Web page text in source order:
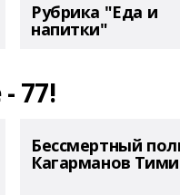
Рубрика "Еда и
напитки"
77!
Бессмертный
Кагарманов